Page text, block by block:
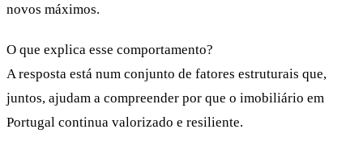
novos máximos.
O que explica esse comportamento?
A resposta está num conjunto de fatores estruturais que,
juntos, ajudam a compreender por que o imobiliário em
Portugal continua valorizado e resiliente.